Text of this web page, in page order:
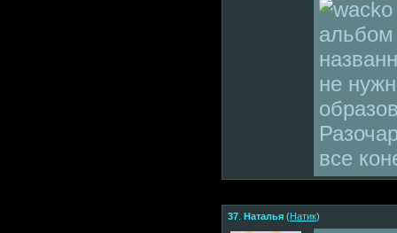
не
все
37 Наталья (Натик)